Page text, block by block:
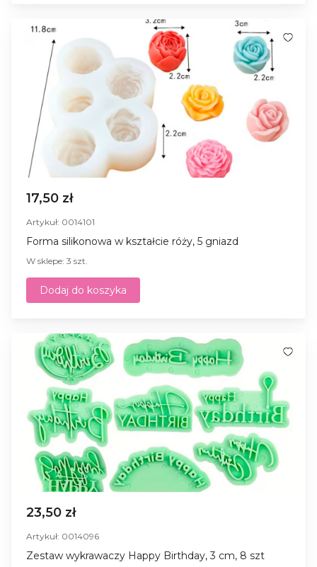
17,50 zł
Artykuł: 0014101
Forma silikonowa w kształcie róży, 5 gniazd
W sklepe: 3 szt.
Dodaj do koszyka
23,50 zł
Artykuł: 0014096
Zestaw wykrawaczy Happy Birthday, 3 cm, 8 szt